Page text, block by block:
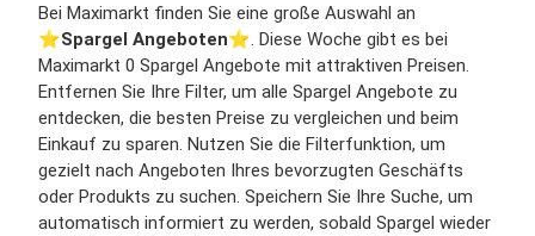
Bei Maximarkt finden Sie eine große Auswahl an
⭐️Spargel Angeboten⭐️. Diese Woche gibt es bei
Maximarkt 0 Spargel Angebote mit attraktiven Preisen.
Entfernen Sie Ihre Filter, um alle Spargel Angebote zu
entdecken, die besten Preise zu vergleichen und beim
Einkauf zu sparen. Nutzen Sie die Filterfunktion, um
gezielt nach Angeboten Ihres bevorzugten Geschäfts
oder Produkts zu suchen. Speichern Sie Ihre Suche, um
automatisch informiert zu werden, sobald Spargel wieder